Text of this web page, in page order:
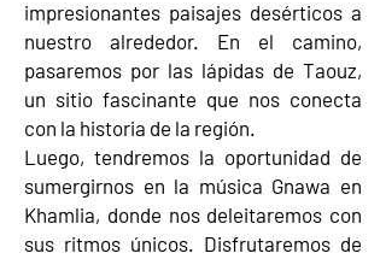
impresionantes paisajes desérticos a
nuestro alrededor. En el camino,
pasaremos por las lápidas de Taouz,
un sitio fascinante que nos conecta
con la historia de la región.
Luego, tendremos la oportunidad de
sumergirnos en la música Gnawa en
Khamlia, donde nos deleitaremos con
sus ritmos únicos. Disfrutaremos de